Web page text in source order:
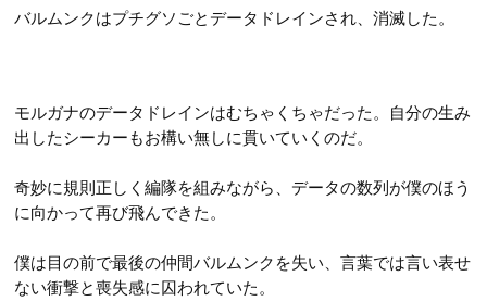
バルムンクはプチグソごとデータドレインされ、消滅した。
モルガナのデータドレインはむちゃくちゃだった。自分の生み
出したシーカーもお構い無しに貫いていくのだ。
奇妙に規則正しく編隊を組みながら、データの数列が僕のほう
に向かって再び飛んできた。
僕は目の前で最後の仲間バルムンクを失い、言葉では言い表せ
ない衝撃と喪失感に囚われていた。